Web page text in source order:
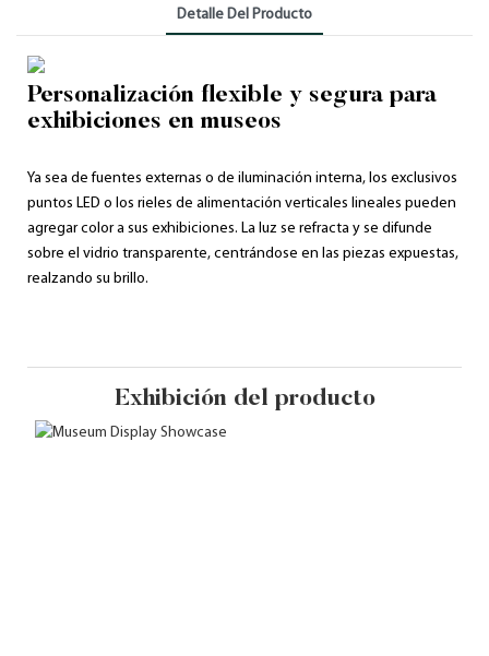
Detalle Del Producto
Personalización flexible y segura para
exhibiciones en museos
Ya sea de fuentes externas o de iluminación interna, los exclusivos
puntos LED o los rieles de alimentación verticales lineales pueden
agregar color a sus exhibiciones. La luz se refracta y se difunde
sobre el vidrio transparente, centrándose en las piezas expuestas,
realzando su brillo.
Exhibición del producto